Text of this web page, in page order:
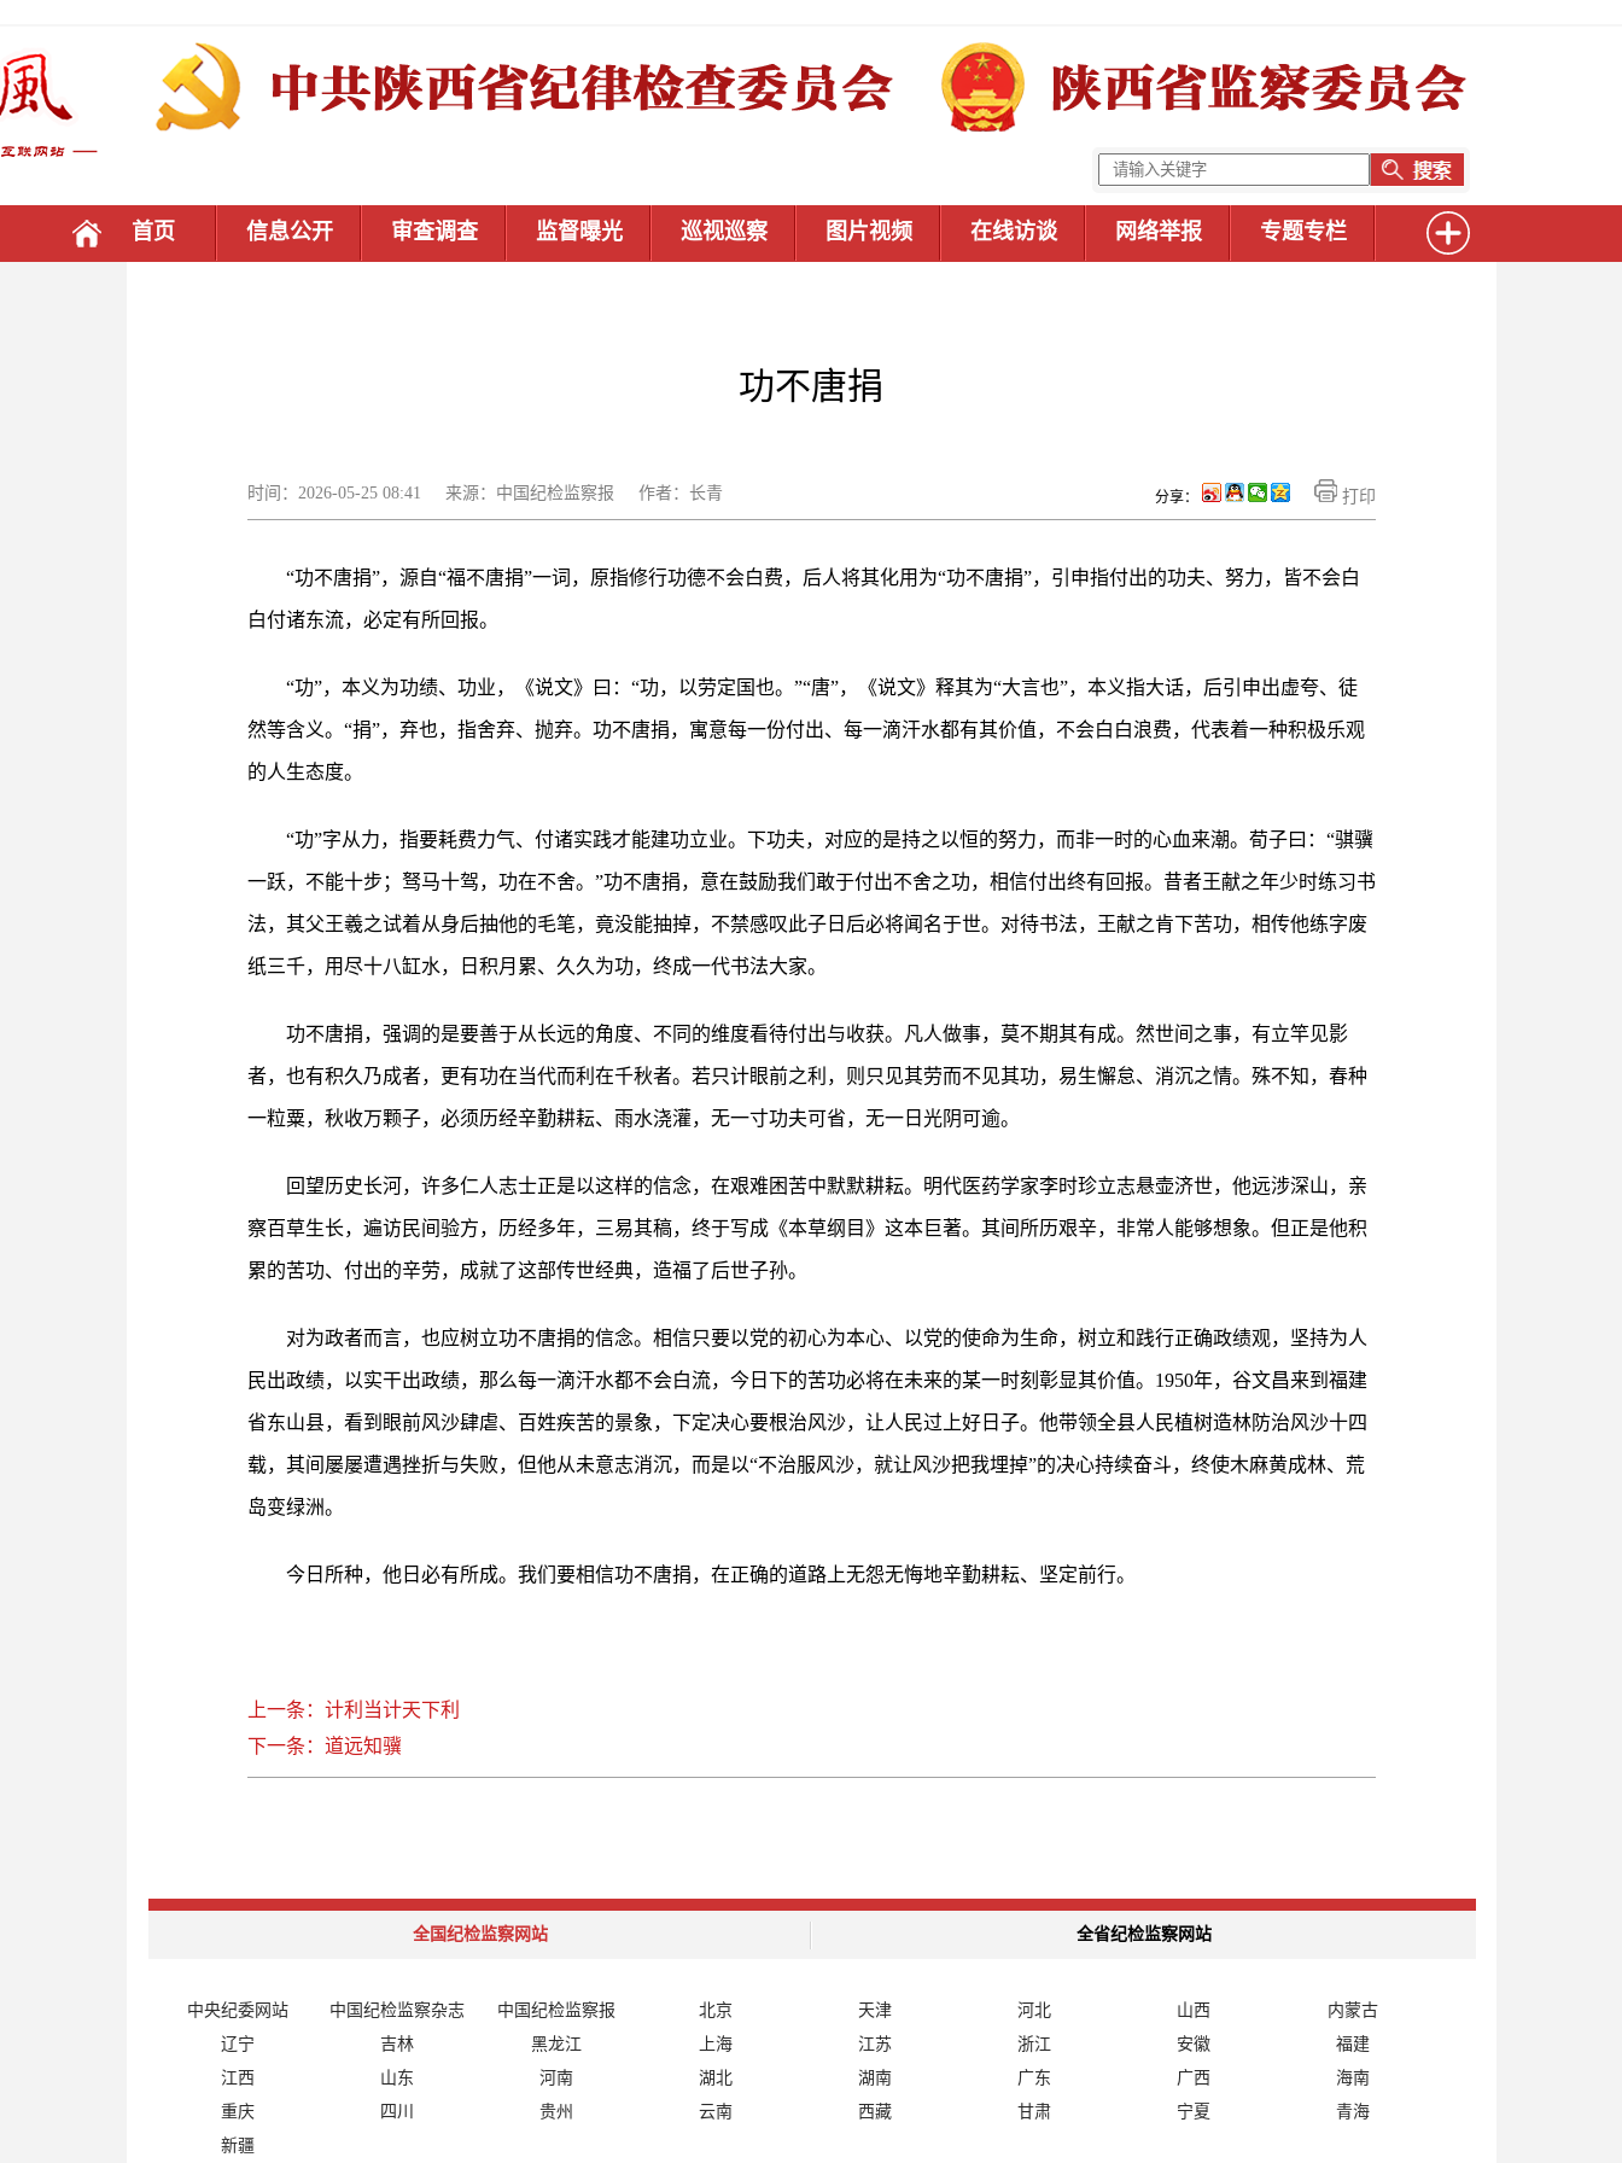
首页 信息公开 审查调查 监督曝光 巡视巡察 图片视频 在线访谈 网络举报 专题专栏
功不唐捐
时间：2026-05-25 08:41 来源：中国纪检监察报 作者：长青 打印
分享：
“功不唐捐”，源自“福不唐捐”一词，原指修行功德不会白费，后人将其化用为“功不唐捐”，引申指付出的功夫、努力，皆不会白
白付诸东流，必定有所回报。
“功”，本义为功绩、功业，《说文》曰：“功，以劳定国也。”“唐”，《说文》释其为“大言也”，本义指大话，后引申出虚夸、徒
然等含义。“捐”，弃也，指舍弃、抛弃。功不唐捐，寓意每一份付出、每一滴汗水都有其价值，不会白白浪费，代表着一种积极乐观
的人生态度。
“功”字从力，指要耗费力气、付诸实践才能建功立业。下功夫，对应的是持之以恒的努力，而非一时的心血来潮。荀子曰：“骐骥
一跃，不能十步；驽马十驾，功在不舍。”功不唐捐，意在鼓励我们敢于付出不舍之功，相信付出终有回报。昔者王献之年少时练习书
法，其父王羲之试着从身后抽他的毛笔，竟没能抽掉，不禁感叹此子日后必将闻名于世。对待书法，王献之肯下苦功，相传他练字废
纸三千，用尽十八缸水，日积月累、久久为功，终成一代书法大家。
功不唐捐，强调的是要善于从长远的角度、不同的维度看待付出与收获。凡人做事，莫不期其有成。然世间之事，有立竿见影
者，也有积久乃成者，更有功在当代而利在千秋者。若只计眼前之利，则只见其劳而不见其功，易生懈怠、消沉之情。殊不知，春种
一粒粟，秋收万颗子，必须历经辛勤耕耘、雨水浇灌，无一寸功夫可省，无一日光阴可逾。
回望历史长河，许多仁人志士正是以这样的信念，在艰难困苦中默默耕耘。明代医药学家李时珍立志悬壶济世，他远涉深山，亲
察百草生长，遍访民间验方，历经多年，三易其稿，终于写成《本草纲目》这本巨著。其间所历艰辛，非常人能够想象。但正是他积
累的苦功、付出的辛劳，成就了这部传世经典，造福了后世子孙。
对为政者而言，也应树立功不唐捐的信念。相信只要以党的初心为本心、以党的使命为生命，树立和践行正确政绩观，坚持为人
民出政绩，以实干出政绩，那么每一滴汗水都不会白流，今日下的苦功必将在未来的某一时刻彰显其价值。1950年，谷文昌来到福建
省东山县，看到眼前风沙肆虐、百姓疾苦的景象，下定决心要根治风沙，让人民过上好日子。他带领全县人民植树造林防治风沙十四
载，其间屡屡遭遇挫折与失败，但他从未意志消沉，而是以“不治服风沙，就让风沙把我埋掉”的决心持续奋斗，终使木麻黄成林、荒
岛变绿洲。
今日所种，他日必有所成。我们要相信功不唐捐，在正确的道路上无怨无悔地辛勤耕耘、坚定前行。
上一条：计利当计天下利
下一条：道远知骥
全国纪检监察网站 全省纪检监察网站
中央纪委网站 中国纪检监察杂志 中国纪检监察报 北京 天津 河北 山西
内蒙古
辽宁
吉林 黑龙江 上海 江苏 浙江 安徽
福建
江西
山东 河南 湖北 湖南 广东 广西
海南
重庆
四川 贵州 云南 西藏 甘肃 宁夏
青海
新疆